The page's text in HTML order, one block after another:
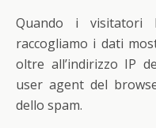
Quando i visitatori
raccogliamo i dati
oltre all’indirizzo IP
user agent del
dello spam.